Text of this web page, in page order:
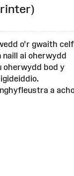
o'r gwaith celf
naill ai oherwydd
oherwydd bod y
a